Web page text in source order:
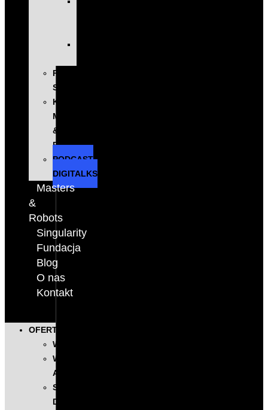
PROGRAM
SINGULARITY
KONFERENCJA
MASTERS
&
ROBOTS
PODCAST
DIGITALKS
Masters
&
Robots
Singularity
Fundacja
Blog
O nas
Kontakt
OFERTA
WYSTĄPIENIA
WARSZTATY
AI
SZKOLENIA
DLA